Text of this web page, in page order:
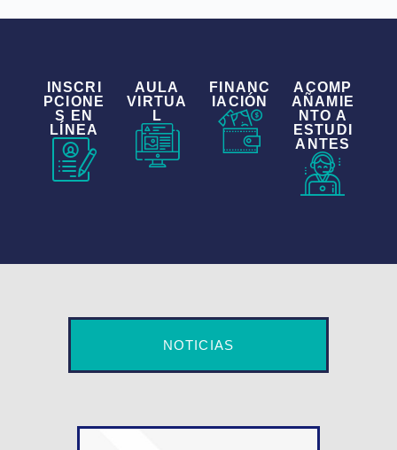
INSCRI
PCIONE
S EN
LÍNEA
AULA
VIRTUA
L
FINANC
IACIÓN
ACOMP
AÑAMIE
NTO A
ESTUDI
ANTES
NOTICIAS